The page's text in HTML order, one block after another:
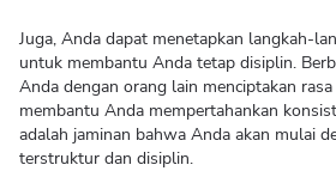
Juga, Anda dapat menetapkan langkah-
untuk membantu Anda tetap disiplin.
Anda dengan orang lain menciptakan
membantu Anda mempertahankan
adalah jaminan bahwa Anda akan mulai
terstruktur dan disiplin.